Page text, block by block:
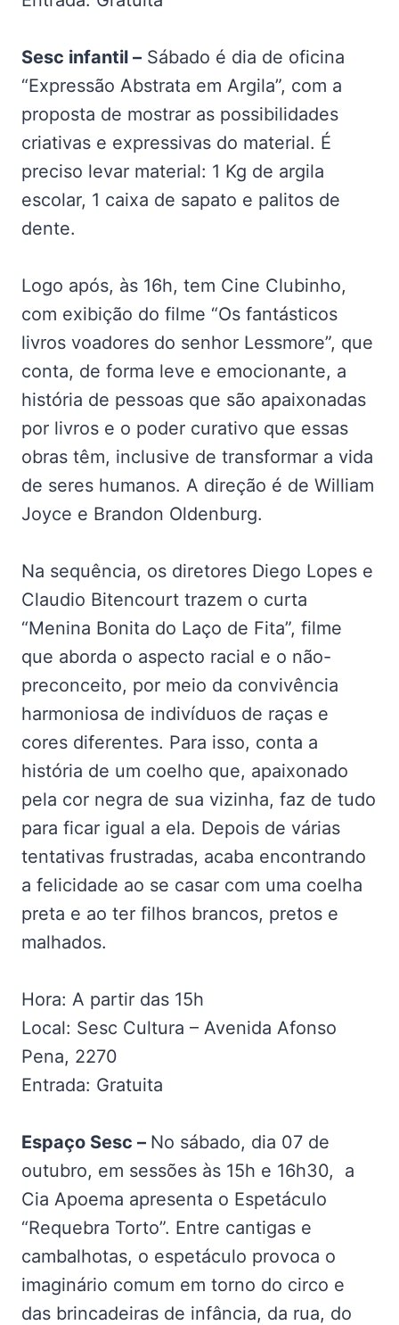
Sesc infantil – Sábado é dia de oficina
“Expressão Abstrata em Argila”, com a
proposta de mostrar as possibilidades
criativas e expressivas do material. É
preciso levar material: 1 Kg de argila
escolar, 1 caixa de sapato e palitos de
dente.
Logo após, às 16h, tem Cine Clubinho,
com exibição do filme “Os fantásticos
livros voadores do senhor Lessmore”, que
conta, de forma leve e emocionante, a
história de pessoas que são apaixonadas
por livros e o poder curativo que essas
obras têm, inclusive de transformar a vida
de seres humanos. A direção é de William
Joyce e Brandon Oldenburg.
Na sequência, os diretores Diego Lopes e
Claudio Bitencourt trazem o curta
“Menina Bonita do Laço de Fita”, filme
que aborda o aspecto racial e o não-
preconceito, por meio da convivência
harmoniosa de indivíduos de raças e
cores diferentes. Para isso, conta a
história de um coelho que, apaixonado
pela cor negra de sua vizinha, faz de tudo
para ficar igual a ela. Depois de várias
tentativas frustradas, acaba encontrando
a felicidade ao se casar com uma coelha
preta e ao ter filhos brancos, pretos e
malhados.
Hora: A partir das 15h
Local: Sesc Cultura – Avenida Afonso
Pena, 2270
Entrada: Gratuita
Espaço Sesc – No sábado, dia 07 de
outubro, em sessões às 15h e 16h30, a
Cia Apoema apresenta o Espetáculo
“Requebra Torto”. Entre cantigas e
cambalhotas, o espetáculo provoca o
imaginário comum em torno do circo e
das brincadeiras de infância, da rua, do